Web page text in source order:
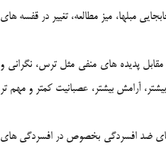
مبلها، ميز مطالعه، تغيير در قفسه هاي
ها نشان داده كه فعاليت جسمي مداوم و متناسب ـ ورزش هاي هوازي ـ[2] در مقابل پديده هاي منفي مثل ترس، نگراني و
آرامش بيشتر، عصبانيت كمتر و مهم تر
ضد افسردگي بخصوص در افسردگي هاي